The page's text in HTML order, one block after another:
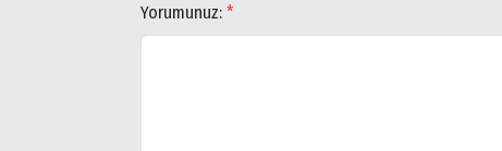
Yorumunuz: *